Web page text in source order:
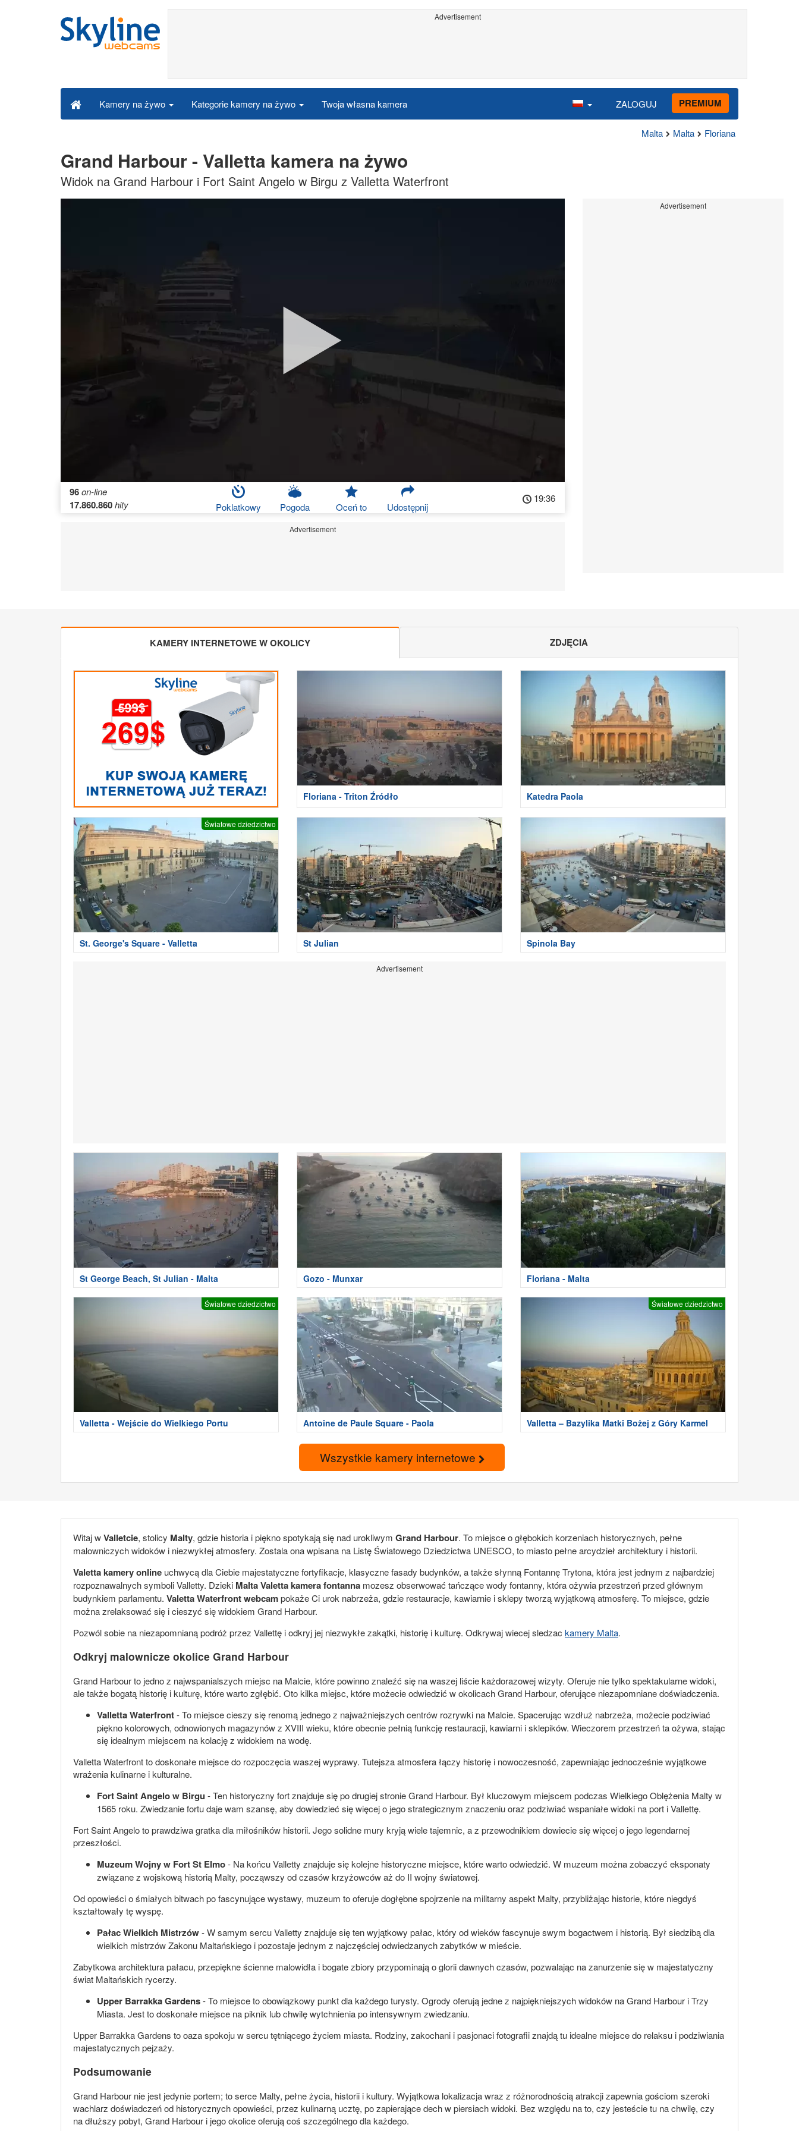
Advertisement
Kamery na żywo Kategorie kamery na żywo Twoja własna kamera ZALOGUJ PREMIUM
Malta Malta Floriana
Grand Harbour - Valletta kamera na żywo
Widok na Grand Harbour i Fort Saint Angelo w Birgu z Valletta Waterfront
96on-line
17.860.860hity Poklatkowy Pogoda Oceń to Udostępnij
19:36
Advertisement
Advertisement
KAMERY INTERNETOWE W OKOLICY ZDJĘCIA
Floriana - Triton Źródło Katedra Paola
Światowe dziedzictwo
St. George's Square - Valletta St Julian Spinola Bay
Advertisement
St George Beach, St Julian - Malta Gozo - Munxar Floriana - Malta
Światowe dziedzictwo
Valletta - Wejście do Wielkiego Portu Antoine de Paule Square - Paola
Światowe dziedzictwo
Valletta – Bazylika Matki Bożej z Góry Karmel
Wszystkie kamery internetowe
Witaj wValletcie, stolicy Malty, gdzie historia i piękno spotykają się nad urokliwym Grand Harbour. To miejsce o głębokich korzeniach historycznych, pełne
malowniczych widoków i niezwykłej atmosfery. Zostala ona wpisana na Listę Światowego Dziedzictwa UNESCO, to miasto pełne arcydzieł architektury i historii.
Valetta kamery online uchwycą dla Ciebie majestatyczne fortyfikacje, klasyczne fasady budynków, a także słynną Fontannę Trytona, która jest jednym z najbardziej
rozpoznawalnych symboli Valletty. Dzieki Malta Valetta kamera fontanna mozesz obserwować tańczące wody fontanny, która ożywia przestrzeń przed głównym
budynkiem parlamentu. Valetta Waterfront webcampokaże Ci urok nabrzeża, gdzie restauracje, kawiarnie i sklepy tworzą wyjątkową atmosferę. To miejsce, gdzie
można zrelaksować się i cieszyć się widokiem Grand Harbour.
Pozwól sobie na niezapomnianą podróż przez Vallettę i odkryj jej niezwykłe zakątki, historię i kulturę. Odkrywaj wiecej sledzac kamery Malta.
Odkryj malownicze okolice Grand Harbour
Grand Harbour to jedno z najwspanialszych miejsc na Malcie, które powinno znaleźć się na waszej liście każdorazowej wizyty. Oferuje nie tylko spektakularne widoki,
ale także bogatą historię i kulturę, które warto zgłębić. Oto kilka miejsc, które możecie odwiedzić w okolicach Grand Harbour, oferujące niezapomniane doświadczenia.
Valletta Waterfront- To miejsce cieszy się renomą jednego z najważniejszych centrów rozrywki na Malcie. Spacerując wzdłuż nabrzeża, możecie podziwiać
piękno kolorowych, odnowionych magazynów z XVIII wieku, które obecnie pełnią funkcję restauracji, kawiarni i sklepików. Wieczorem przestrzeń ta ożywa, stając
się idealnym miejscem na kolację z widokiem na wodę.
Valletta Waterfront to doskonałe miejsce do rozpoczęcia waszej wyprawy. Tutejsza atmosfera łączy historię i nowoczesność, zapewniając jednocześnie wyjątkowe
wrażenia kulinarne i kulturalne.
Fort Saint Angelo w Birgu - Ten historyczny fort znajduje się po drugiej stronie Grand Harbour. Był kluczowym miejscem podczas Wielkiego Oblężenia Malty w
1565 roku. Zwiedzanie fortu daje wam szansę, aby dowiedzieć się więcej o jego strategicznym znaczeniu oraz podziwiać wspaniałe widoki na port i Vallettę.
Fort Saint Angelo to prawdziwa gratka dla miłośników historii. Jego solidne mury kryją wiele tajemnic, a z przewodnikiem dowiecie się więcej o jego legendarnej
przeszłości.
Muzeum Wojny w Fort St Elmo- Na końcu Valletty znajduje się kolejne historyczne miejsce, które warto odwiedzić. W muzeum można zobaczyć eksponaty
związane z wojskową historią Malty, począwszy od czasów krzyżowców aż do II wojny światowej.
Od opowieści o śmiałych bitwach po fascynujące wystawy, muzeum to oferuje dogłębne spojrzenie na militarny aspekt Malty, przybliżając historie, które niegdyś
kształtowały tę wyspę.
Pałac Wielkich Mistrzów- W samym sercu Valletty znajduje się ten wyjątkowy pałac, który od wieków fascynuje swym bogactwem i historią. Był siedzibą dla
wielkich mistrzów Zakonu Maltańskiego i pozostaje jednym z najczęściej odwiedzanych zabytków w mieście.
Zabytkowa architektura pałacu, przepiękne ścienne malowidła i bogate zbiory przypominają o glorii dawnych czasów, pozwalając na zanurzenie się w majestatyczny
świat Maltańskich rycerzy.
Upper Barrakka Gardens- To miejsce to obowiązkowy punkt dla każdego turysty. Ogrody oferują jedne z najpiękniejszych widoków na Grand Harbour i Trzy
Miasta. Jest to doskonałe miejsce na piknik lub chwilę wytchnienia po intensywnym zwiedzaniu.
Upper Barrakka Gardens to oaza spokoju w sercu tętniącego życiem miasta. Rodziny, zakochani i pasjonaci fotografii znajdą tu idealne miejsce do relaksu i podziwiania
majestatycznych pejzaży.
Podsumowanie
Grand Harbour nie jest jedynie portem; to serce Malty, pełne życia, historii i kultury. Wyjątkowa lokalizacja wraz z różnorodnością atrakcji zapewnia gościom szeroki
wachlarz doświadczeń od historycznych opowieści, przez kulinarną ucztę, po zapierające dech w piersiach widoki. Bez względu na to, czy jesteście tu na chwilę, czy
na dłuższy pobyt, Grand Harbour i jego okolice oferują coś szczególnego dla każdego.